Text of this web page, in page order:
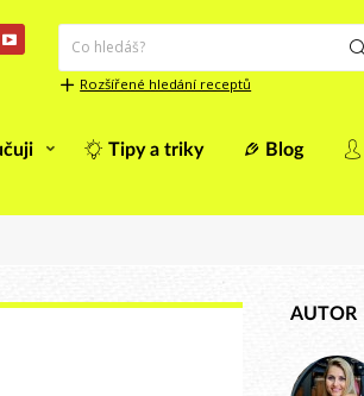
Rozšířené hledání receptů
Tipy a triky Blog
AUTOR